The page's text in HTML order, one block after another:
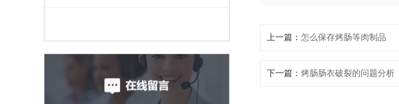
上一篇 怎么保存烤肠等肉制品
下一篇 烤肠肠衣破裂的问题分析